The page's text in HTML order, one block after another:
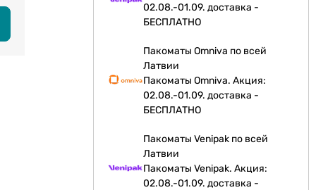
02.08.-01.09. доставка -
БЕСПЛАТНО
Пакоматы Omniva по всей
Латвии
Пакоматы Omniva. Акция:
02.08.-01.09. доставка -
БЕСПЛАТНО
Пакоматы Venipak по всей
Латвии
Пакоматы Venipak. Акция:
02.08.-01.09. доставка -